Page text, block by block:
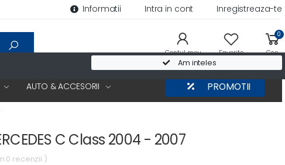
Am inteles
Informatii Intra in cont Inregistreaza-te
Contul meu Favorite
0
Cos
AUTO & ACCESORII PROMOTII
C Class 2004 - 2007
0 recenzii )